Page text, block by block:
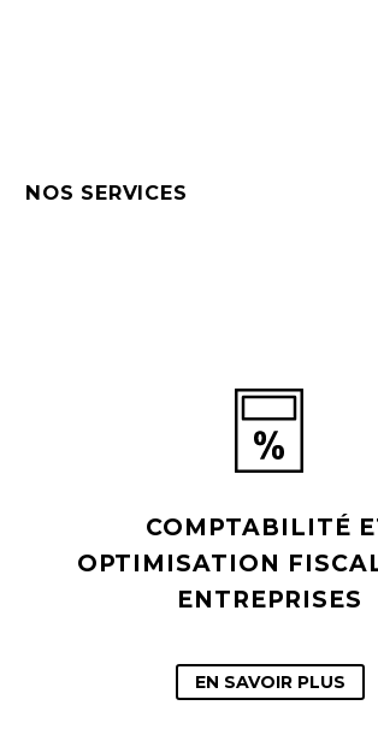
NOS SERVICES
COMPTABILITÉ
OPTIMISATION
ENTREPRISES
EN SAVOIR PLUS